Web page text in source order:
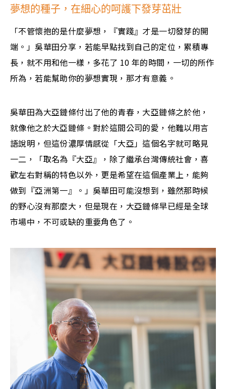
夢想的種子，在細心的呵護下發芽茁壯
「不管懷抱的是什麼夢想，『實踐』才是一切發芽的開
端。」吳華田分享，若能早點找到自己的定位，累積專
長，就不用和他一樣，多花了 10 年的時間，一切的所作
所為，若能幫助你的夢想實現，那才有意義。
吳華田為大亞鏈條付出了他的青春，大亞鏈條之於他，
就像他之於大亞鏈條。對於這間公司的愛，他難以用言
語說明，但這份濃厚情感從「大亞」這個名字就可略見
一二，「取名為『大亞』，除了繼承台灣傳統社會，喜
歡左右對稱的特色以外，更是希望在這個產業上，能夠
做到『亞洲第一』。」吳華田可能沒想到，雖然那時候
的野心沒有那麼大，但是現在，大亞鏈條早已經是全球
市場中，不可或缺的重要角色了。